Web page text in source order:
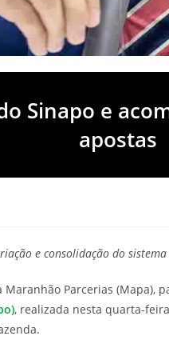
Sinapo e
apostas
e consolidação do sistema
Maranhão Parcerias (Mapa),
, realizada nesta quarta-